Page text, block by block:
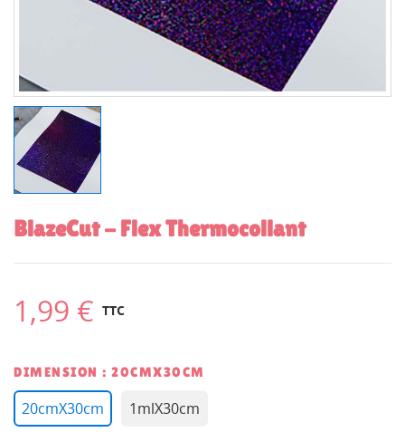
BlazeCut - Flex Thermocollant
1,99 € TTC
DIMENSION : 20CMX30CM
20cmX30cm 1mlX30cm